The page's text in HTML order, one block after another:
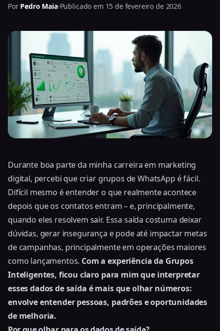
Por Pedro Maia·Publicado em 15 de fevereiro de 2026
Durante boa parte da minha carreira em marketing
digital, percebi que criar grupos de WhatsApp é fácil.
Difícil mesmo é entender o que realmente acontece
depois que os contatos entram – e, principalmente,
quando eles resolvem sair. Essa saída costuma deixar
dúvidas, gerar insegurança e pode até impactar metas
de campanhas, principalmente em operações maiores
como lançamentos. Com a experiência da Grupos
Inteligentes, ficou claro para mim que interpretar
esses dados de saída é mais que olhar números:
envolve entender pessoas, padrões e oportunidades
de melhoria.